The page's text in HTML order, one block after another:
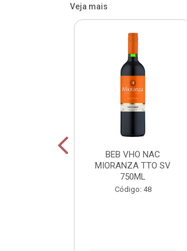
Veja mais
BEB VHO NAC
MIORANZA TTO SV
750ML
Código: 48